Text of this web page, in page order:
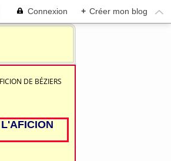
Connexion + Créer mon blog
DE BÉZIERS